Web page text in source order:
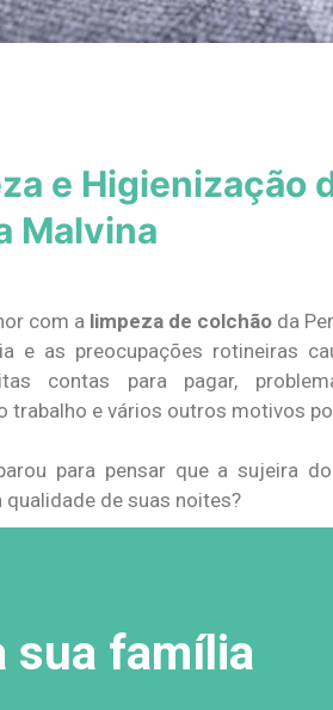
e Higienização
Malvina
com a limpeza de colchão da
e as preocupações rotineiras
contas para pagar,
trabalho e vários outros motivos
para pensar que a sujeira
qualidade de suas noites?
sua família